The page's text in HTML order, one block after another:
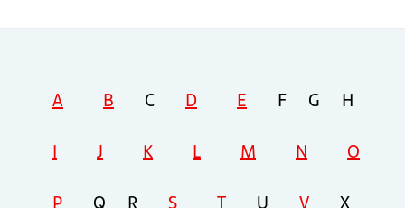
A B C D E F G H
I J K L M N O
P Q R S T U V X